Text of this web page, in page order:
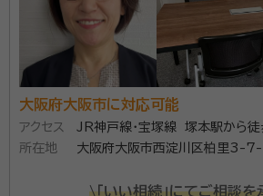
大阪府大阪市に対応可能
アクセス
JR神戸線・宝塚線 塚本駅から
所在地
大阪府大阪市西淀川区柏里3-7-
\「いい相続」にてご相談